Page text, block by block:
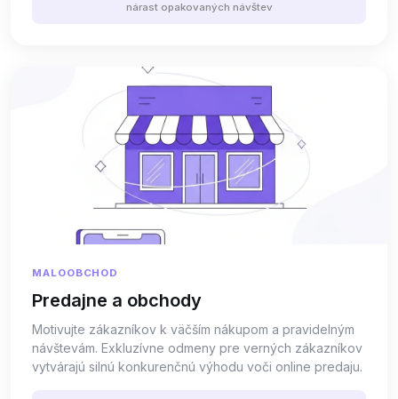
nárast opakovaných návštev
MALOOBCHOD
Predajne a obchody
Motivujte zákazníkov k väčším nákupom a pravidelným
návštevám. Exkluzívne odmeny pre verných zákazníkov
vytvárajú silnú konkurenčnú výhodu voči online predaju.